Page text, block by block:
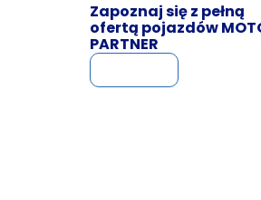
Zapoznaj się z pełną
ofertą pojazdów
PARTNER